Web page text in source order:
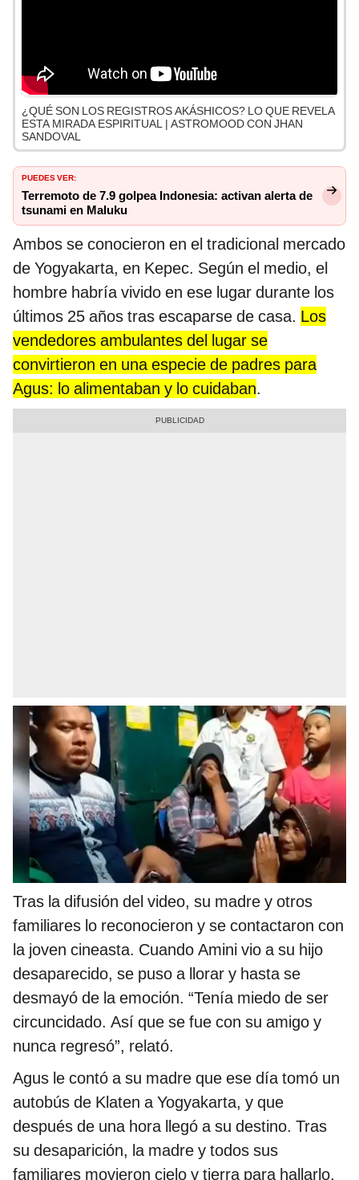
¿QUÉ SON LOS REGISTROS AKÁSHICOS? LO QUE REVELA
ESTA MIRADA ESPIRITUAL | ASTROMOOD CON JHAN
SANDOVAL
PUEDES VER:
Terremoto de 7.9 golpea Indonesia: activan alerta de
tsunami en Maluku
Ambos se conocieron en el tradicional mercado
de Yogyakarta, en Kepec. Según el medio, el
hombre habría vivido en ese lugar durante los
últimos 25 años tras escaparse de casa. Los
vendedores ambulantes del lugar se
convirtieron en una especie de padres para
Agus: lo alimentaban y lo cuidaban.
Tras la difusión del video, su madre y otros
familiares lo reconocieron y se contactaron con
la joven cineasta. Cuando Amini vio a su hijo
desaparecido, se puso a llorar y hasta se
desmayó de la emoción. “Tenía miedo de ser
circuncidado. Así que se fue con su amigo y
nunca regresó”, relató.
Agus le contó a su madre que ese día tomó un
autobús de Klaten a Yogyakarta, y que
después de una hora llegó a su destino. Tras
su desaparición, la madre y todos sus
familiares movieron cielo y tierra para hallarlo,